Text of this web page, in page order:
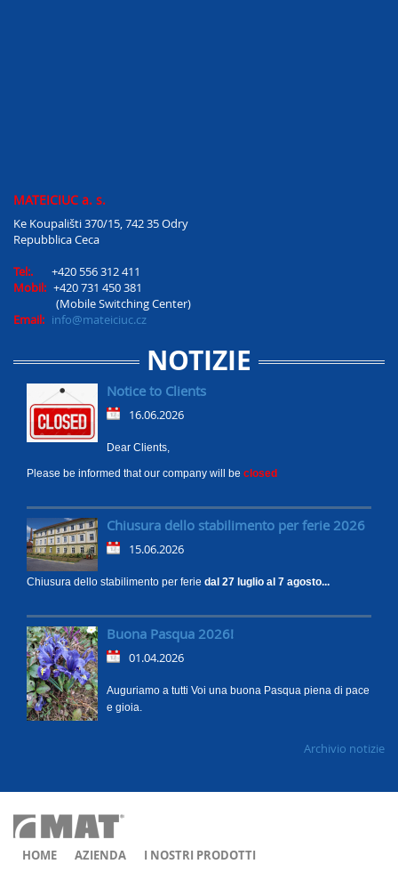
MATEICIUC a. s.
Ke Koupališti 370/15, 742 35 Odry
Repubblica Ceca
Tel:.
+420 556 312 411
Mobil: +420 731 450 381
(Mobile Switching Center)
Email: info@mateiciuc.cz
NOTIZIE
Notice to Clients
16.06.2026
Dear Clients,
Please be informed that our company will be closed
Chiusura dello stabilimento per ferie 2026
15.06.2026
Chiusura dello stabilimento per ferie dal 27 luglio al 7 agosto...
Buona Pasqua 2026!
01.04.2026
Auguriamo a tutti Voi una buona Pasqua piena di pace
e gioia.
Archivio notizie
HOME AZIENDA I NOSTRI PRODOTTI